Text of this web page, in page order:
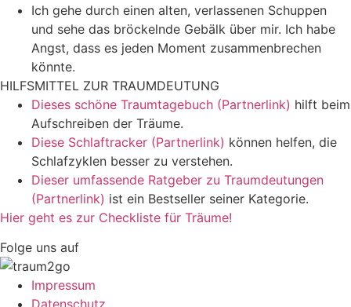
Ich gehe durch einen alten, verlassenen Schuppen
und sehe das bröckelnde Gebälk über mir. Ich habe
Angst, dass es jeden Moment zusammenbrechen
könnte.
HILFSMITTEL ZUR TRAUMDEUTUNG
Dieses schöne Traumtagebuch (Partnerlink) hilft beim
Aufschreiben der Träume.
Diese Schlaftracker (Partnerlink) können helfen, die
Schlafzyklen besser zu verstehen.
Dieser umfassende Ratgeber zu Traumdeutungen
(Partnerlink) ist ein Bestseller seiner Kategorie.
Hier geht es zur Checkliste für Träume!
Folge uns auf
Impressum